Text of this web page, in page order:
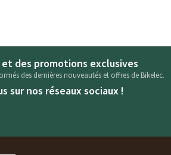
des promotions exclusives
des dernières nouveautés et offres de Bikelec.
sur nos réseaux sociaux !